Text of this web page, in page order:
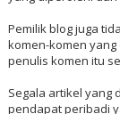
Pemilik blog juga
komen-komen
penulis komen itu
Segala artikel yang
pendapat peribadi